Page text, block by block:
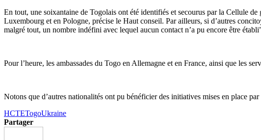
En tout, une soixantaine de Togolais ont été identifiés et secourus par la Cellule
Luxembourg et en Pologne, précise le Haut conseil. Par ailleurs, si d’autres
malgré tout, un nombre indéfini avec lequel aucun contact n’a pu encore être
Pour l’heure, les ambassades du Togo en Allemagne et en France, ainsi que les
Notons que d’autres nationalités ont pu bénéficier des initiatives mises en place
HCTETogoUkraine
Partager